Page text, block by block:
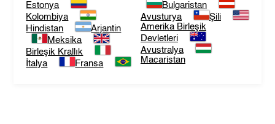
Estonya
Kolombiya
Hindistan
Arjantin
Meksika
Birleşik Krallık
İtalya
Fransa
Bulgaristan
Avusturya
Şili
Amerika Birleşik
Devletleri
Avustralya
Macaristan